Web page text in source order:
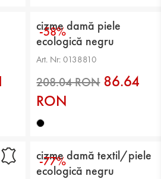
208.04 RON
-58%
cizme damă piele
ecologică negru
Art. Nr: 0138810
86.64
RON
-77%
cizme damă textil/piele
ecologică negru